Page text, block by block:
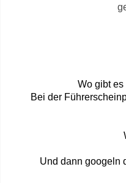
Wo gibt
Bei der
Und dann googeln